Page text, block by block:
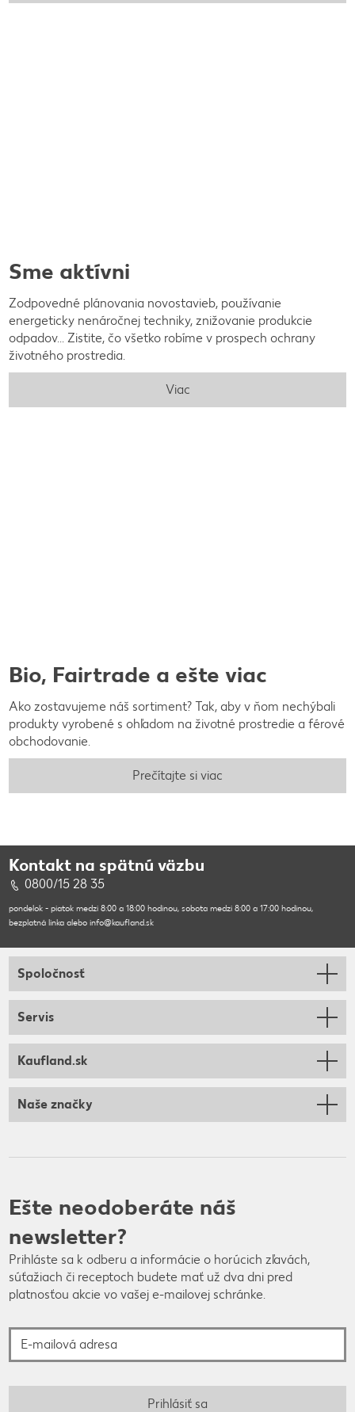
Sme aktívni
Zodpovedné plánovania novostavieb, používanie
energeticky nenáročnej techniky, znižovanie produkcie
odpadov... Zistite, čo všetko robíme v prospech ochrany
životného prostredia.
Viac
Bio, Fairtrade a ešte viac
Ako zostavujeme náš sortiment? Tak, aby v ňom nechýbali
produkty vyrobené s ohľadom na životné prostredie a férové
obchodovanie.
Prečítajte si viac
Kontakt na spätnú väzbu
0800/15 28 35
pondelok - piatok medzi 8:00 a 18:00 hodinou, sobota medzi 8:00 a 17:00 hodinou,
bezplatná linka alebo info@kaufland.sk
Spoločnosť
Servis
Kaufland.sk
Naše značky
Ešte neodoberáte náš
newsletter?
Prihláste sa k odberu a informácie o horúcich zľavách,
súťažiach či receptoch budete mať už dva dni pred
platnosťou akcie vo vašej e-mailovej schránke.
Prihlásiť sa